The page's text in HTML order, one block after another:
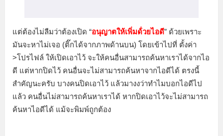
แต่ต้องไม่ลืมว่าต้องเปิด “อนุญาตให้เพิ่มด้่วยไอดี” ด้วยเพราะ
มันจะหาไม่เจอ (ติ๊กได้จากภาพด้านบน) โดยเข้าไปที่ ตั้งค่า
>โปรไฟล์ ให้เปิดเอาไว้ จะให้คนอื่นสามารถค้นหาเราได้จากไอ
ดี แต่หากปิดไว้ คนอื่นจะไม่สามารถค้นหาจากไอดีได้ ตรงนี้
สำคัญนะครับ บางคนปิดเอาไว้ แล้วมางงว่าทำไมบอกไอดีไป
แล้ว คนอื่นไม่สามารถค้นหาเราได้ หากปิดเอาไว้จะไม่สามารถ
ค้นหาไอดีได้ แม้จะพิมพ์ถูกต้อง